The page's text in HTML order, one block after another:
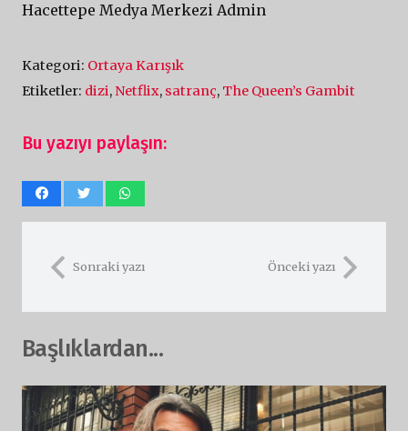
Hacettepe Medya Merkezi Admin
Kategori: Ortaya Karışık
Etiketler: dizi, Netflix, satranç, The Queen’s Gambit
Bu yazıyı paylaşın:
Sonraki yazı Önceki yazı
Başlıklardan...